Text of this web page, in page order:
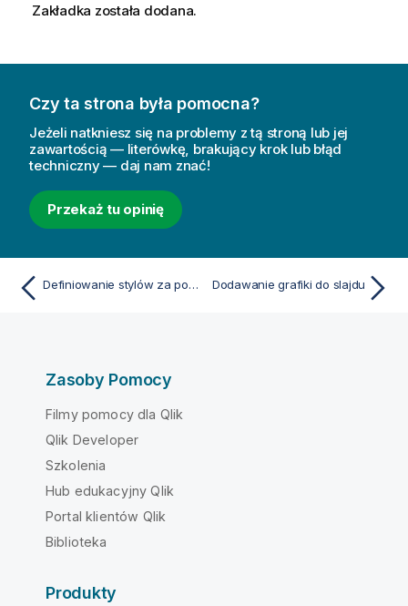
Zakładka została dodana.
Czy ta strona była pomocna?
Jeżeli natkniesz się na problemy z tą stroną lub jej
zawartością — literówkę, brakujący krok lub błąd
techniczny — daj nam znać!
Przekaż tu opinię
Definiowanie stylów za pomocą tekstu i kształtów Dodawanie grafiki do slajdu
Zasoby Pomocy
Filmy pomocy dla Qlik
Qlik Developer
Szkolenia
Hub edukacyjny Qlik
Portal klientów Qlik
Biblioteka
Produkty